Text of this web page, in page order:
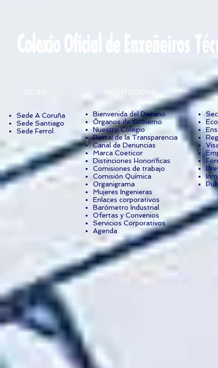
Sede A Coruña
Sede Santiago
Sede Ferrol
Bienvenida del Decano
Órganos de Gobierno
Nuestro Colegio
Portal de la Transparencia
Canal de Denuncias
Marca Coeticor
Distinciones Honoríficas
Comisiones de trabajo
Comisión Química
Organigrama
Mujeres Ingenieras
Enlaces corporativos
Barómetro Industrial
Ofertas y Convenios
Servicios Corporativos
Agenda